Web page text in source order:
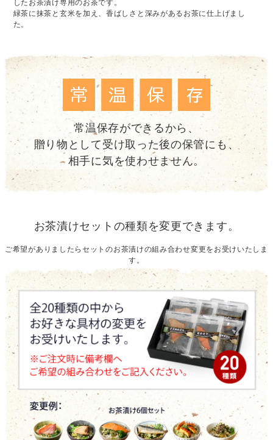
したお茶漬け専用のお茶です。
緑茶に抹茶と玄米を加え、香ばしさと深みがあるお茶に仕上げまし
た。
常温保存ができるから、
贈り物として受け取った後の保管にも、
相手に気を使わせません。
お茶漬けセットの種類を変更できます。
ご希望がありましたらセットのお茶漬けの組み合わせ変更をお受けいたしま
す。